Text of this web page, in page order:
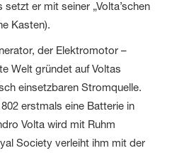
er mit seiner „Volta’schen
Kasten).
der Elektromotor –
Welt gründet auf Voltas
einsetzbaren Stromquelle.
erstmals eine Batterie in
Volta wird mit Ruhm
Society verleiht ihm mit der